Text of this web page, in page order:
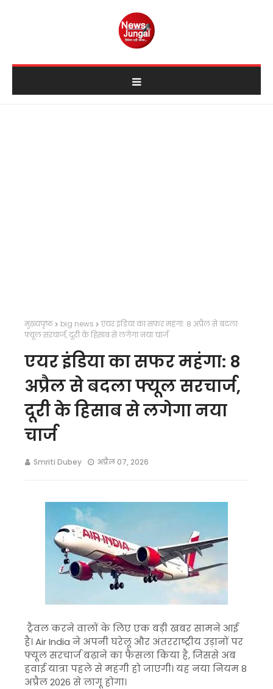
मुख्यपृष्ठ big news
एयर इंडिया का सफर महंगा: 8 अप्रैल से बदला
फ्यूल सरचार्ज, दूरी के हिसाब से लगेगा नया चार्ज
एयर इंडिया का सफर महंगा: 8
अप्रैल से बदला फ्यूल सरचार्ज,
दूरी के हिसाब से लगेगा नया
चार्ज
Smriti Dubey अप्रैल 07, 2026
ट्रैवल करने वालों के लिए एक बड़ी खबर सामने आई
है।Air India ने अपनी घरेलू और अंतरराष्ट्रीय उड़ानों पर
फ्यूल सरचार्ज बढ़ाने का फैसला किया है, जिससे अब
हवाई यात्रा पहले से महंगी हो जाएगी। यह नया नियम 8
अप्रैल 2026 से लागू होगा।